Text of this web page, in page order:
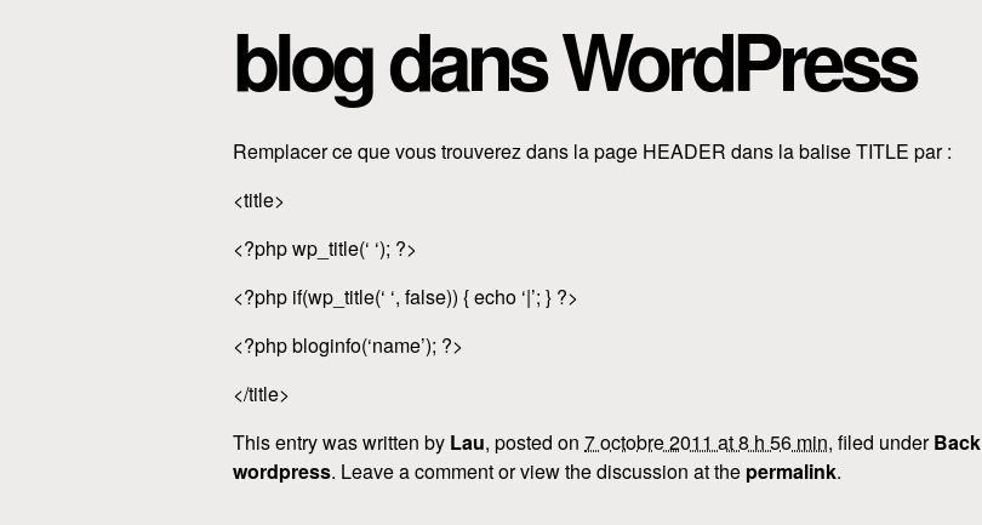
blog dans WordPress
Remplacer ce que vous trouverez dans la page HEADER dans la balise TITLE par :
<title>
<?php wp_title(‘ ‘); ?>
<?php if(wp_title(‘ ‘, false)) { echo ‘|’; } ?>
<?php bloginfo(‘name’); ?>
</title>
This entry was written by Lau, posted on 7 octobre 2011 at 8 h 56 min, filed underBack
wordpress. Leave a comment or view the discussion at the permalink.